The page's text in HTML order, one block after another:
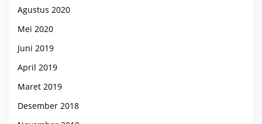
Agustus 2020
Mei 2020
Juni 2019
April 2019
Maret 2019
Desember 2018